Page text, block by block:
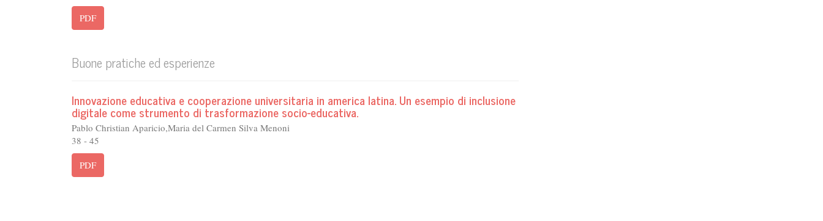
PDF
Buone pratiche ed esperienze
Innovazione educativa e cooperazione universitaria in america latina. Un esempio di inclusione
digitale come strumento di trasformazione socio-educativa.
Pablo Christian Aparicio,Maria del Carmen Silva Menoni
38 - 45
PDF